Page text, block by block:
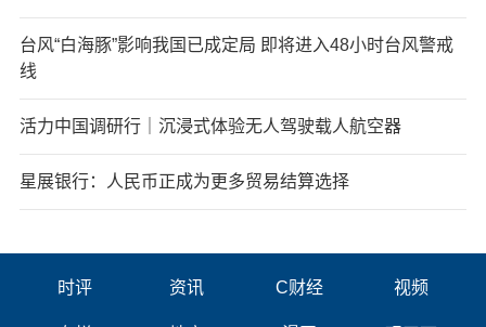
台风“白海豚”影响我国已成定局 即将进入48小时台风警戒
线
活力中国调研行｜沉浸式体验无人驾驶载人航空器
星展银行：人民币正成为更多贸易结算选择
时评 资讯 C财经 视频